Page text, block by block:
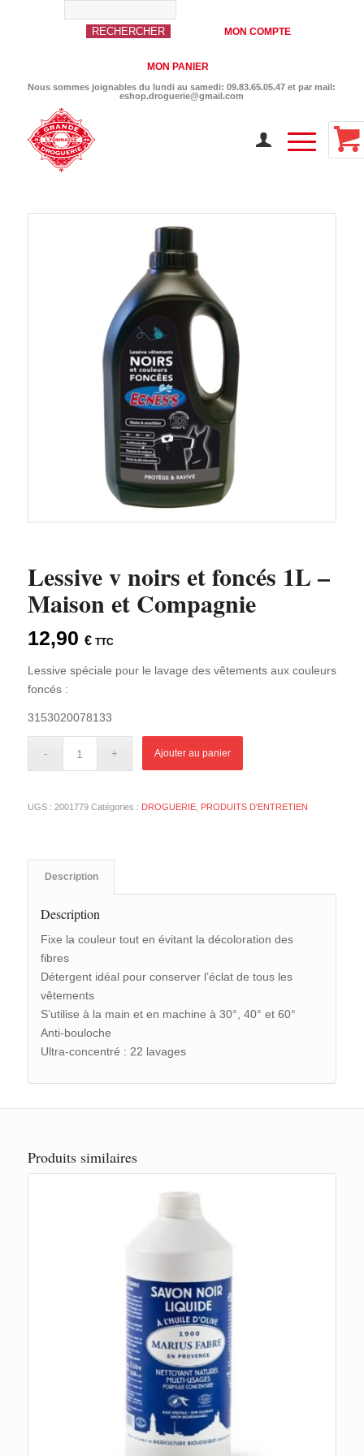
MON COMPTE
MON PANIER
Nous sommes joignables du lundi au samedi: 09.83.65.05.47 et par mail:
eshop.droguerie@gmail.com
Lessive v noirs et foncés 1L –
Maison et Compagnie
12,90 € TTC
Lessive spéciale pour le lavage des vêtements aux couleurs
foncés :
3153020078133
Ajouter au panier
UGS : 2001779 Catégories : DROGUERIE, PRODUITS D'ENTRETIEN
Description
Description
Fixe la couleur tout en évitant la décoloration des
fibres
Détergent idéal pour conserver l’éclat de tous les
vêtements
S’utilise à la main et en machine à 30°, 40° et 60°
Anti-bouloche
Ultra-concentré : 22 lavages
Produits similaires